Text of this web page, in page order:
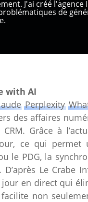
J'ai créé l'agence
de
with AI
Perplexity
des affaires
CRM. Grâce à
ce qui permet
le PDG, la
D’après Le
en direct qui
non